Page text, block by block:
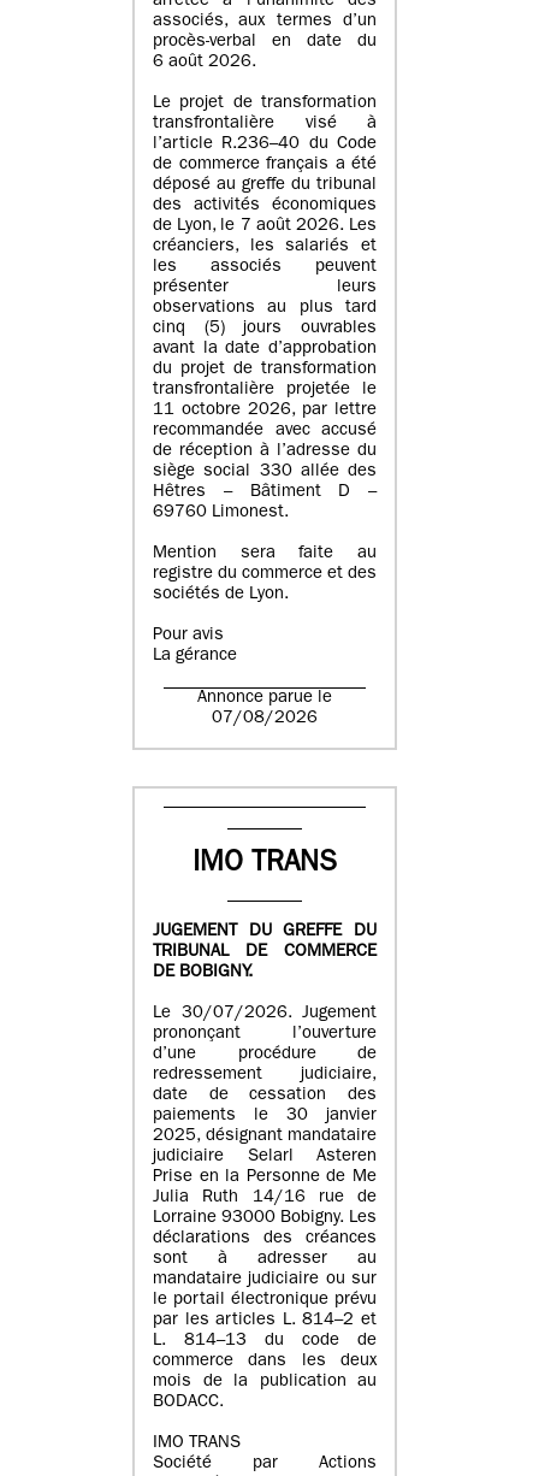
associés, aux termes d’un
procès-verbal en date du
6 août 2026.
Le projet de transformation
transfrontalière visé à
l’article R.236–40 du Code
de commerce français a été
déposé au greffe du tribunal
des activités économiques
de Lyon, le 7 août 2026. Les
créanciers, les salariés et
les associés peuvent
présenter leurs
observations au plus tard
cinq (5) jours ouvrables
avant la date d’approbation
du projet de transformation
transfrontalière projetée le
11 octobre 2026, par lettre
recommandée avec accusé
de réception à l’adresse du
siège social 330 allée des
Hêtres – Bâtiment D –
69760 Limonest.
Mention sera faite au
registre du commerce et des
sociétés de Lyon.
Pour avis
La gérance
Annonce parue le
07/08/2026
IMO TRANS
JUGEMENT DU GREFFE DU
TRIBUNAL DE COMMERCE
DE BOBIGNY.
Le 30/07/2026. Jugement
prononçant l’ouverture
d’une procédure de
redressement judiciaire,
date de cessation des
paiements le 30 janvier
2025, désignant mandataire
judiciaire Selarl Asteren
Prise en la Personne de Me
Julia Ruth 14/16 rue de
Lorraine 93000 Bobigny. Les
déclarations des créances
sont à adresser au
mandataire judiciaire ou sur
le portail électronique prévu
par les articles L. 814–2 et
L. 814–13 du code de
commerce dans les deux
mois de la publication au
BODACC.
IMO TRANS
Société par Actions